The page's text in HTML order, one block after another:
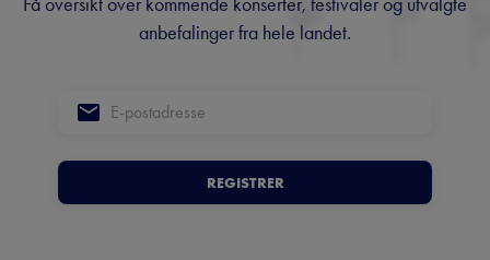
anbefalinger fra hele landet.
REGISTRER